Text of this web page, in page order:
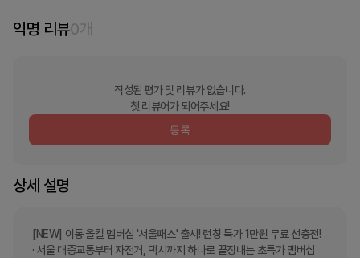
익명 리뷰0개
작성된 평가 및 리뷰가 없습니다.
첫 리뷰어가 되어주세요!
등록
상세 설명
[NEW] 이동 올킬 멤버십 '서울패스' 출시! 런칭 특가 1만원 무료 선충전!
· 서울 대중교통부터 자전거, 택시까지 하나로 끝장내는 초특가 멤버십